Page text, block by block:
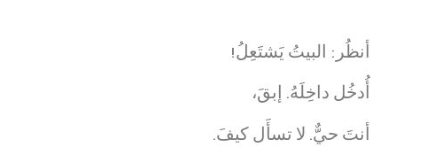
أنظُر: البيتُ يَشتَعِلُ!
أُدخُل داخِلَهُ. إبقَ،
أنتَ حيٌّ. لا تسأَل كيفَ.